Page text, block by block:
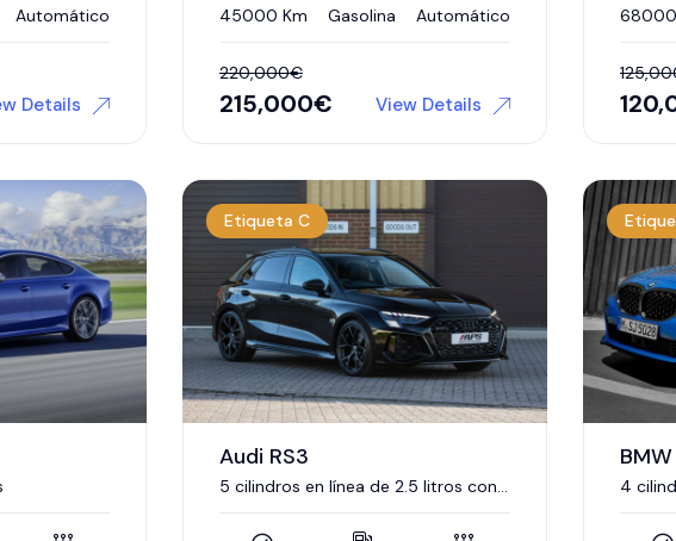
Automático
Details
45000 Km Gasolina Automático
220,000€
215,000€ View Details
Etiqueta C
Audi RS3
5 cilindros en línea de 2.5 litros con 4